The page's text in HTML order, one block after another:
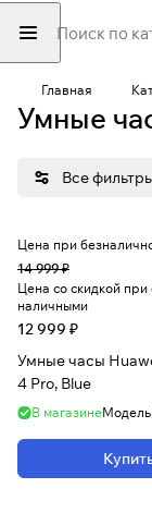
Главная
Умные
Все
Цена при
14 999 ₽
Цена со скидкой при
наличными
12 999 ₽
Умные часы
4 Pro, Blue
В магазинеМодель